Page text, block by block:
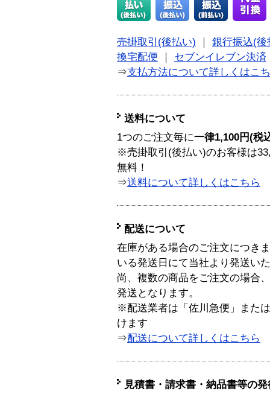
売掛取引(後払い)
銀行振込(後
換宅配便
セブンイレブン決済
⇒支払方法について詳しくはこ
送料について
1つのご注文毎に一律1,100円(税
※売掛取引(後払い)のお客様は
無料！
⇒送料について詳しくはこちら
配送について
在庫がある場合のご注文につき
いる発送日にて当社より発送い
尚、複数の商品をご注文の場合
発送となります。
※配送業者は「佐川急便」また
けます
⇒配送について詳しくはこちら
見積書・請求書・納品書等の